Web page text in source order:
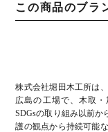
この商品のブラ
株式会社堀田木工所は
広島の工場で、木取・
SDGsの取り組み以前か
護の観点から持続可能